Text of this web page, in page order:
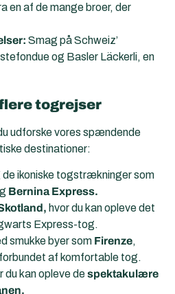
en af de mange broer, der
Smag på Schweiz’
og Basler Läckerli, en
togrejser
udforske vores spændende
destinationer:
de ikoniske togstrækninger som
Bernina Express.
hvor du kan opleve det
Express-tog.
smukke byer som Firenze,
af komfortable tog.
du kan opleve despektakulære